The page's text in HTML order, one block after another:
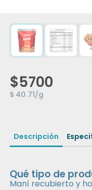
$5700
$ 40.71/g
Descripción
Qué tipo de
Maní recubierto y